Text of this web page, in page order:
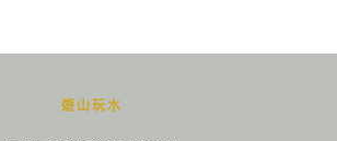
遊山玩水